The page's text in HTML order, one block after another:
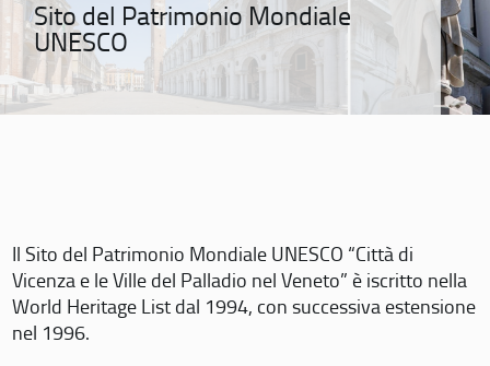
Sito del Patrimonio Mondiale
UNESCO
Il Sito del Patrimonio Mondiale UNESCO “Città di
Vicenza e le Ville del Palladio nel Veneto” è iscritto nella
World Heritage List dal 1994, con successiva estensione
nel 1996.